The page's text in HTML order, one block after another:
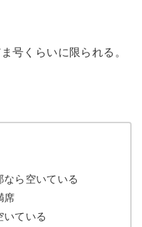
号くらいに限られる。
なら空いている
席
ている